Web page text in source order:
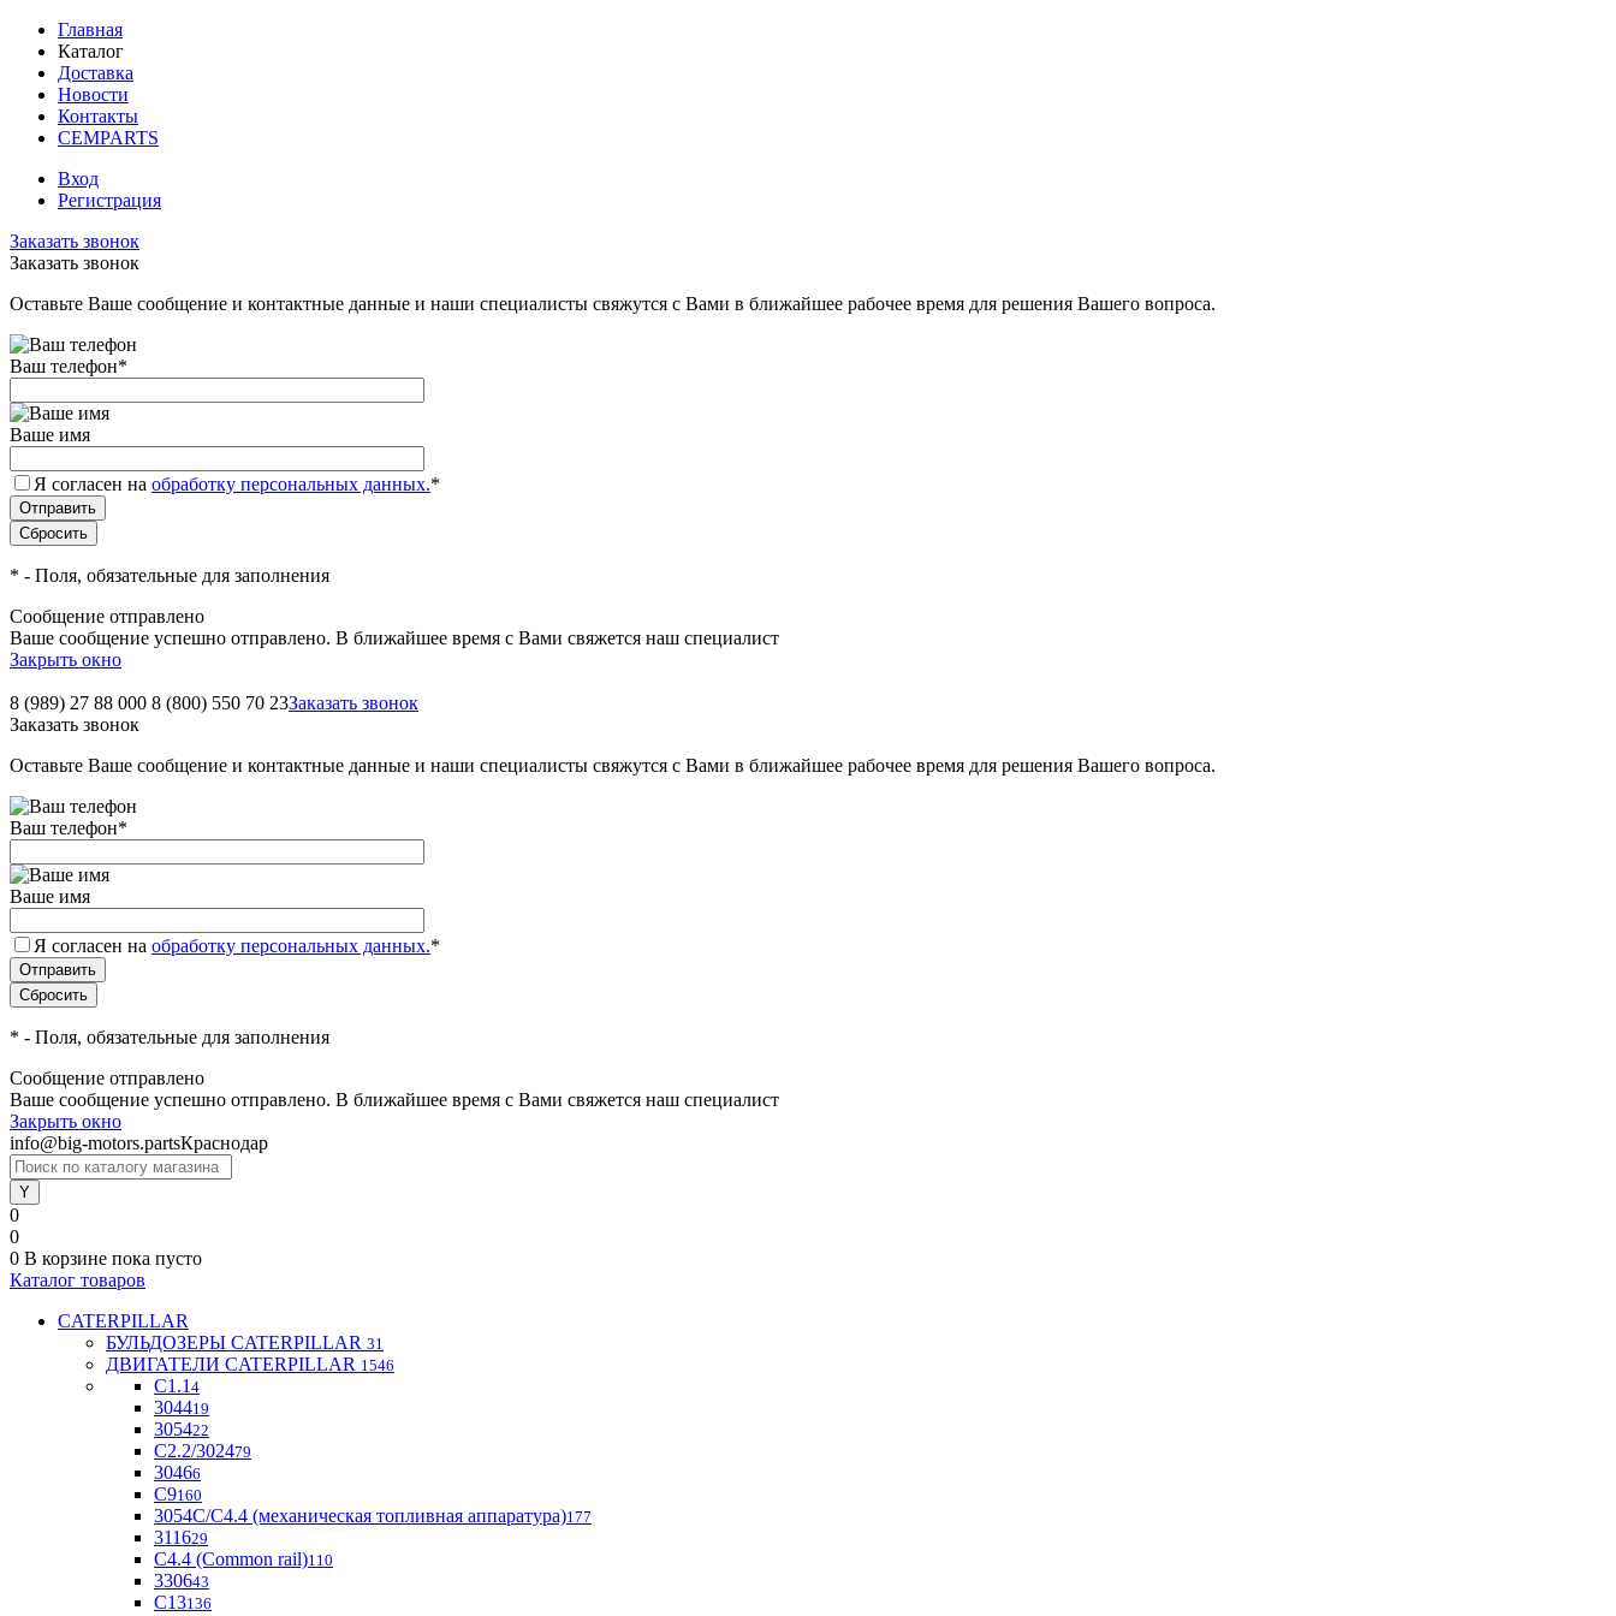
Главная
Каталог
Доставка
Новости
Контакты
CEMPARTS
Вход
Регистрация
Заказать звонок
Заказать звонок
Оставьте Ваше сообщение и контактные данные и наши специалисты свяжутся с Вами в ближайшее рабочее время для решения Вашего вопроса.
Ваш телефон*
Ваше имя
Я согласен на обработку персональных данных.*
* - Поля, обязательные для заполнения
Сообщение отправлено
Ваше сообщение успешно отправлено. В ближайшее время с Вами свяжется наш специалист
Закрыть окно
8 (989) 27 88 000 8 (800) 550 70 23Заказать звонок
Заказать звонок
Оставьте Ваше сообщение и контактные данные и наши специалисты свяжутся с Вами в ближайшее рабочее время для решения Вашего вопроса.
Ваш телефон*
Ваше имя
Я согласен на обработку персональных данных.*
* - Поля, обязательные для заполнения
Сообщение отправлено
Ваше сообщение успешно отправлено. В ближайшее время с Вами свяжется наш специалист
Закрыть окно
info@big-motors.partsКраснодар
0
0
0 В корзине пока пусто
Каталог товаров
CATERPILLAR
БУЛЬДОЗЕРЫ CATERPILLAR 31
ДВИГАТЕЛИ CATERPILLAR 1546
C1.1 4
304419
305422
С2.2/302479
30466
С9160
3054С/С4.4 (механическая топливная аппаратура)177
311629
С4.4 (Common rail)110
330643
С13136